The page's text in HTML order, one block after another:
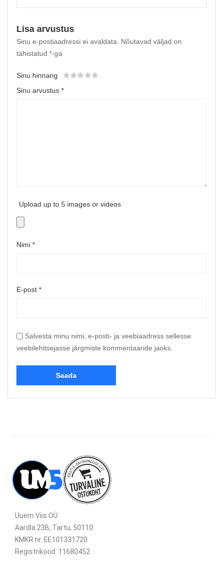
Lisa arvustus
Sinu e-postiaadressi ei avaldata.
Nõutavad väljad on
tähistatud *-ga
Sinu hinnang
Sinu arvustus *
Upload up to 5 images or videos
Nimi *
E-post *
Salvesta minu nimi, e-posti- ja veebiaadress sellesse
veebilehitsejasse järgmiste kommentaaride jaoks.
Uuem Viis OÜ
Aardla 23B, Tartu, 50110
KMKR nr. EE101331720
Registrikood: 11680452